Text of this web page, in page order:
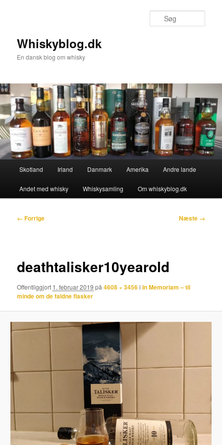
Whiskyblog.dk
En dansk blog om whisky
Skotland Irland Danmark Amerika Andre lande
Andet med whisky Whiskysamling Om whiskyblog.dk
Billednavigation
← Forrige Næste →
deathtalisker10yearold
Offentliggjort 1. februar 2019 på4608 × 3456iIn Memoriam – til
minde om de faldne flasker